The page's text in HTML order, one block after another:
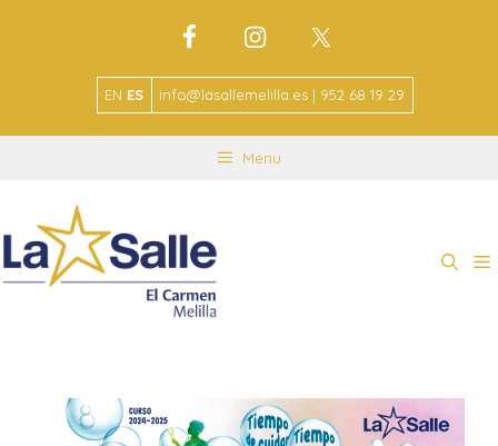
EN ES info@lasallemelilla.es | 952 68 19 29
Menu